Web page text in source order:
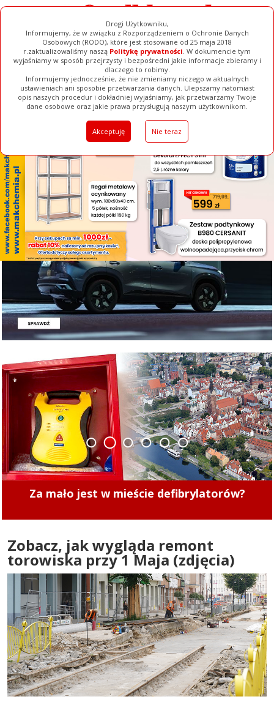
Drogi Użytkowniku,
Informujemy, że w związku z Rozporządzeniem o Ochronie Danych
Osobowych (RODO), które jest stosowane od 25 maja 2018
r.zaktualizowaliśmy naszą Politykę prywatności. W dokumencie tym
wyjaśniamy w sposób przejrzysty i bezpośredni jakie informacje zbieramy i
dlaczego to robimy.
Informujemy jednocześnie, że nie zmieniamy niczego w aktualnych
ustawieniach ani sposobie przetwarzania danych. Ulepszamy natomiast
opis naszych procedur i dokładniej wyjaśniamy, jak przetwarzamy Twoje
dane osobowe oraz jakie prawa przysługują naszym użytkownikom.
Akceptuję Nie teraz
[ ZAMKNIJ ]
Ogłoszenia Filmy Galerie Baza Firm Pełna Wersja
Mistrzowie Parkowania w Elblągu (część 495)
1 2 3 4 5 6
Zobacz, jak wygląda remont
torowiska przy 1 Maja (zdjęcia)